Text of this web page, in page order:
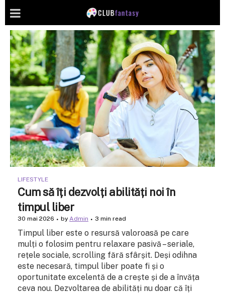
LIFESTYLE
Cum să îți dezvolți abilități noi în
timpul liber
30 mai 2026 by Admin 3 min read
Timpul liber este o resursă valoroasă pe care
mulți o folosim pentru relaxare pasivă – seriale,
rețele sociale, scrolling fără sfârșit. Deși odihna
este necesară, timpul liber poate fi și o
oportunitate excelentă de a crește și de a învăța
ceva nou. Dezvoltarea de abilități nu doar că îți